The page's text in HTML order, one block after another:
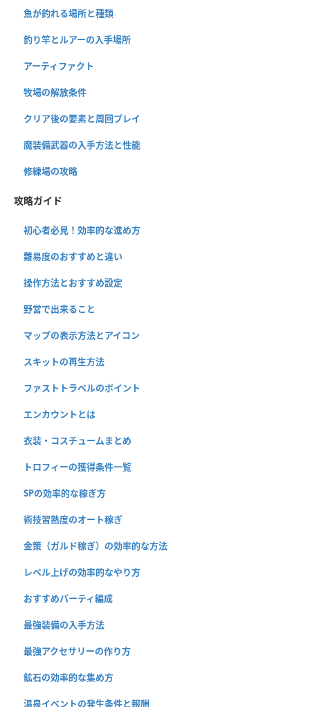
魚が釣れる場所と種類
釣り竿とルアーの入手場所
アーティファクト
牧場の解放条件
クリア後の要素と周回プレイ
魔装備武器の入手方法と性能
修練場の攻略
攻略ガイド
初心者必見！効率的な進め方
難易度のおすすめと違い
操作方法とおすすめ設定
野営で出来ること
マップの表示方法とアイコン
スキットの再生方法
ファストトラベルのポイント
エンカウントとは
衣装・コスチュームまとめ
トロフィーの獲得条件一覧
SPの効率的な稼ぎ方
術技習熟度のオート稼ぎ
金策（ガルド稼ぎ）の効率的な方法
レベル上げの効率的なやり方
おすすめパーティ編成
最強装備の入手方法
最強アクセサリーの作り方
鉱石の効率的な集め方
温泉イベントの発生条件と報酬